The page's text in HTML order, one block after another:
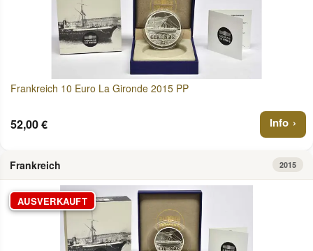
Frankreich 10 Euro La Gironde 2015 PP
52,00 € Info
Frankreich 2015
AUSVERKAUFT